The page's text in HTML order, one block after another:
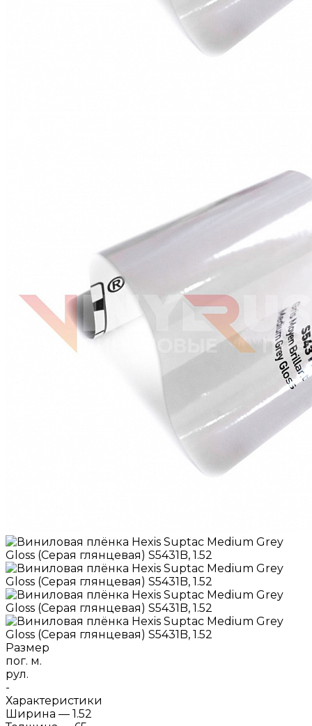
Размер
пог. м.
рул.
-
Характеристики
Ширина — 1.52